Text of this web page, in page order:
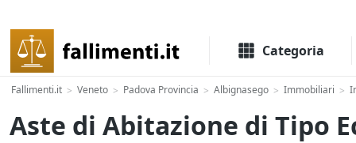
Categoria
Fallimenti.it > Veneto > Padova Provincia > Albignasego > Immobiliari >
Aste di Abitazione di Tipo